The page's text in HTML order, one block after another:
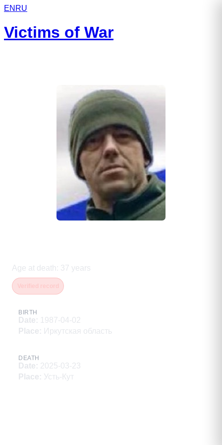
EN RU
Victims of War
Age at death : 37 years
BIRTH
Date: 1987-04-02
Place: Иркутская область
DEATH
Date: 2025-03-23
Place: Усть-Кут